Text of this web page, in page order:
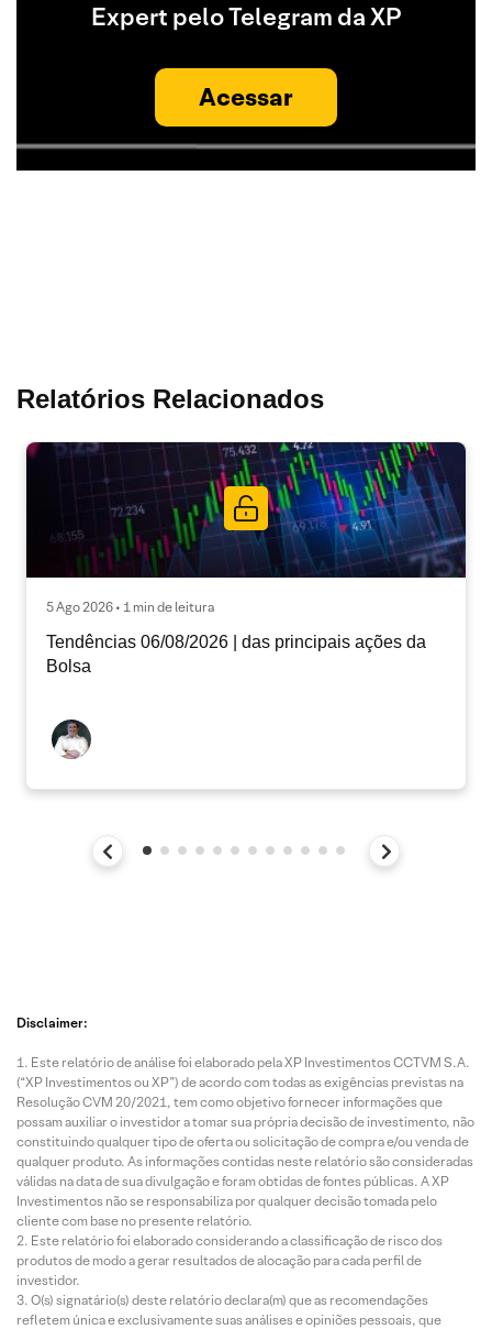
Expert pelo Telegram da XP
Acessar
Relatórios Relacionados
5 Ago 2026 • 1 min de leitura
Tendências 06/08/2026 | das principais ações da
Bolsa
Disclaimer:
Este relatório de análise foi elaborado pela XP Investimentos CCTVM S.A.
(“XP Investimentos ou XP”) de acordo com todas as exigências previstas na
Resolução CVM 20/2021, tem como objetivo fornecer informações que
possam auxiliar o investidor a tomar sua própria decisão de investimento, não
constituindo qualquer tipo de oferta ou solicitação de compra e/ou venda de
qualquer produto. As informações contidas neste relatório são consideradas
válidas na data de sua divulgação e foram obtidas de fontes públicas. A XP
Investimentos não se responsabiliza por qualquer decisão tomada pelo
cliente com base no presente relatório.
Este relatório foi elaborado considerando a classificação de risco dos
produtos de modo a gerar resultados de alocação para cada perfil de
investidor.
O(s) signatário(s) deste relatório declara(m) que as recomendações
refletem única e exclusivamente suas análises e opiniões pessoais, que